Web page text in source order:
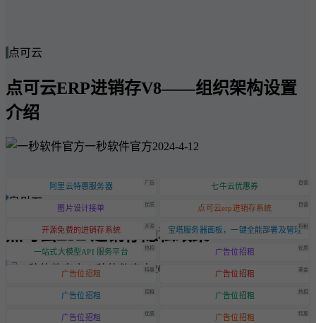
点可云
点可云ERP进销存V8——组织架构设置
介绍
一秒软件官方2024-4-12
点可云
点可云ERP进销存隐私政策
一秒软件官方2024-6-20
阿里云特惠服务器 广告 七牛云优惠券 自营
图片设计接单 优质 点可云erp进销存系统 自营
开源免费的进销存系统 开源 宝塔服务器面板，一键全能部署及管理招租
一站式大模型API 服务平台 热招 广告位招租 优质
广告位招租 特惠 广告位招租 黄金
广告位招租 招租 广告位招租 热招
广告位招租 优质 广告位招租 特惠